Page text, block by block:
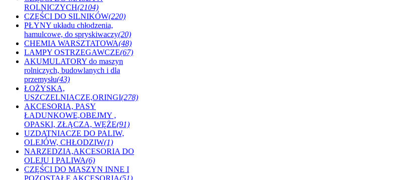
ROLNICZYCH(2104)
CZĘŚCI DO SILNIKÓW(220)
PŁYNY układu chłodzenia,
hamulcowe, do spryskiwaczy(20)
CHEMIA WARSZTATOWA(48)
LAMPY OSTRZEGAWCZE(67)
AKUMULATORY do maszyn
rolniczych, budowlanych i dla
przemysłu(43)
ŁOŻYSKA,
USZCZELNIACZE,ORINGI(278)
AKCESORIA, PASY
ŁADUNKOWE,OBEJMY ,
OPASKI, ZŁĄCZA, WĘŻE(91)
UZDATNIACZE DO PALIW,
OLEJÓW, CHŁODZIW(1)
NARZEDZIA,AKCESORIA DO
OLEJU I PALIWA(6)
CZĘŚCI DO MASZYN INNE I
POZOSTAŁE AKCESORIA(51)